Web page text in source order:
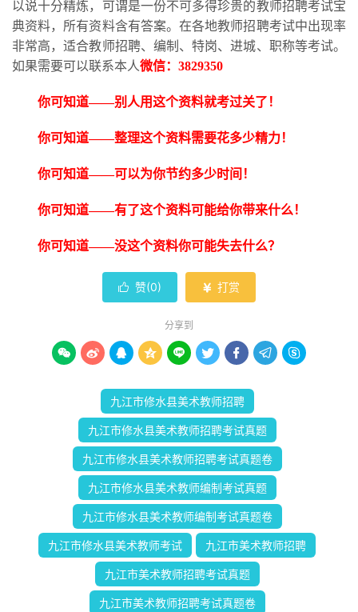
以说十分精炼，可谓是一份不可多得珍贵的教师招聘考试宝
典资料，所有资料含有答案。在各地教师招聘考试中出现率
非常高，适合教师招聘、编制、特岗、进城、职称等考试。
如果需要可以联系本人微信： 3829350
你可知道——别人用这个资料就考过关了！
你可知道——整理这个资料需要花多少精力！
你可知道——可以为你节约多少时间！
你可知道——有了这个资料可能给你带来什么！
你可知道——没这个资料你可能失去什么？
 赞(0)  打赏
分享到
        
九江市修水县美术教师招聘
九江市修水县美术教师招聘考试真题
九江市修水县美术教师招聘考试真题卷
九江市修水县美术教师编制考试真题
九江市修水县美术教师编制考试真题卷
九江市修水县美术教师考试 九江市美术教师招聘
九江市美术教师招聘考试真题
九江市美术教师招聘考试真题卷